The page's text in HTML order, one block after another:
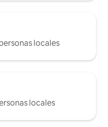
locales
locales